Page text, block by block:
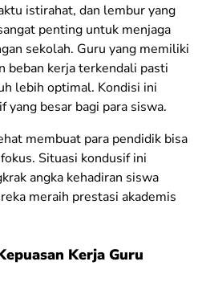
istirahat, dan lembur yang
penting untuk menjaga
sekolah. Guru yang memiliki
beban kerja terkendali pasti
lebih optimal. Kondisi ini
yang besar bagi para siswa.
membuat para pendidik bisa
Situasi kondusif ini
angka kehadiran siswa
meraih prestasi akademis
Kerja Guru